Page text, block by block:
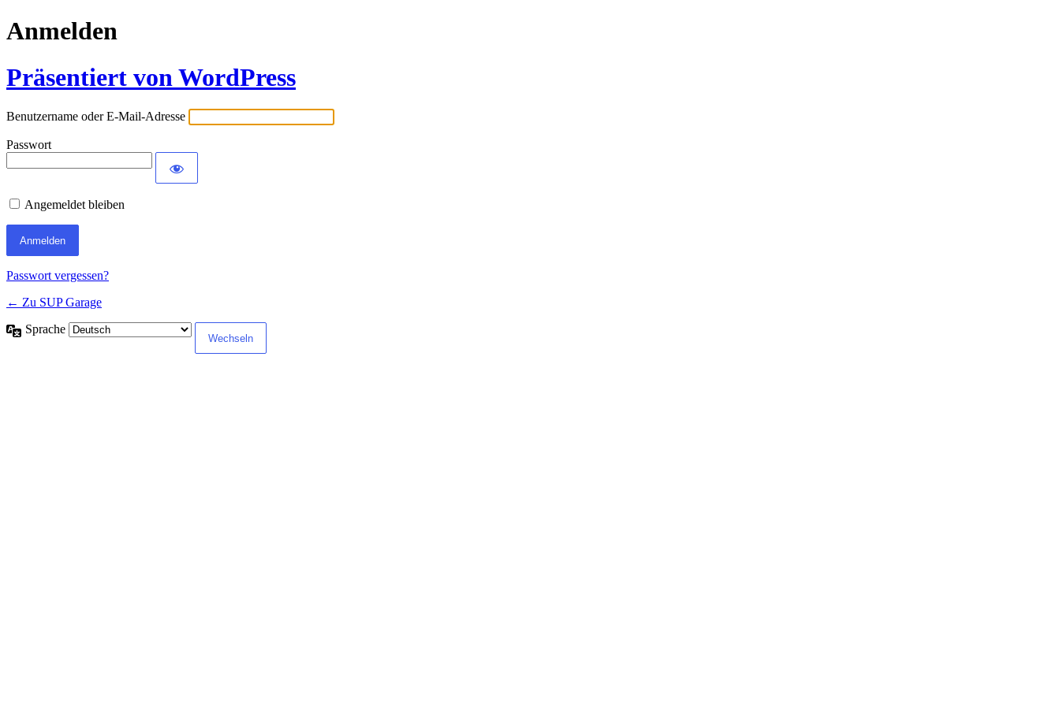
Anmelden
Präsentiert von WordPress
Benutzername oder E-Mail-Adresse
Passwort
Angemeldet bleiben
Passwort vergessen?
← Zu SUP Garage
Sprache